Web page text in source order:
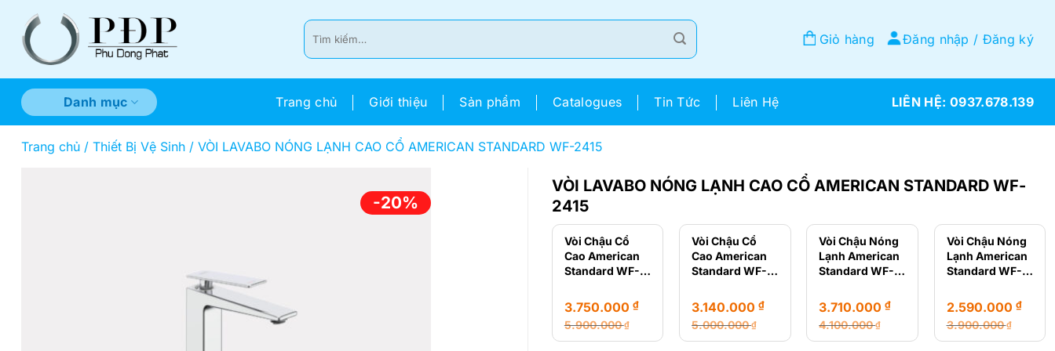
Tìm
kiếm:
Giỏ hàng Đăng nhập / Đăng ký
Danh mục Trang chủ Giới thiệu Sản phẩm Catalogues Tin Tức Liên Hệ 0937.678.139
Trang chủ / Thiết Bị Vệ Sinh / VÒI LAVABO NÓNG LẠNH CAO CỔ AMERICAN STANDARD WF-2415
-20%
VÒI LAVABO NÓNG LẠNH CAO CỔ AMERICAN STANDARD WF-
2415
Vòi Chậu Cổ
Cao American
Standard WF-
5.900.000₫
Giá
3.750.000 ₫
Giá
Vòi Chậu Cổ
Cao American
Standard WF-
5.000.000₫
Giá
3.140.000₫
Giá
Vòi Chậu Nóng
Lạnh American
Standard WF-
4.100.000₫
Giá
3.710.000₫
Giá
Vòi Chậu Nóng
Lạnh American
Standard WF-
3.900.000₫
Giá
2.590.000 ₫
Giá